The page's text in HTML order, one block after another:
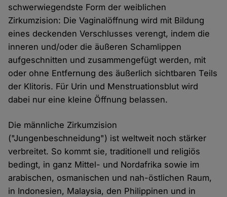
schwerwiegendste Form der weiblichen
Zirkumzision: Die Vaginalöffnung wird mit Bildung
eines deckenden Verschlusses verengt, indem die
inneren und/oder die äußeren Schamlippen
aufgeschnitten und zusammengefügt werden, mit
oder ohne Entfernung des äußerlich sichtbaren Teils
der Klitoris. Für Urin und Menstruationsblut wird
dabei nur eine kleine Öffnung belassen.
Die männliche Zirkumzision
("Jungenbeschneidung") ist weltweit noch stärker
verbreitet. So kommt sie, traditionell und religiös
bedingt, in ganz Mittel- und Nordafrika sowie im
arabischen, osmanischen und nah-östlichen Raum,
in Indonesien, Malaysia, den Philippinen und in